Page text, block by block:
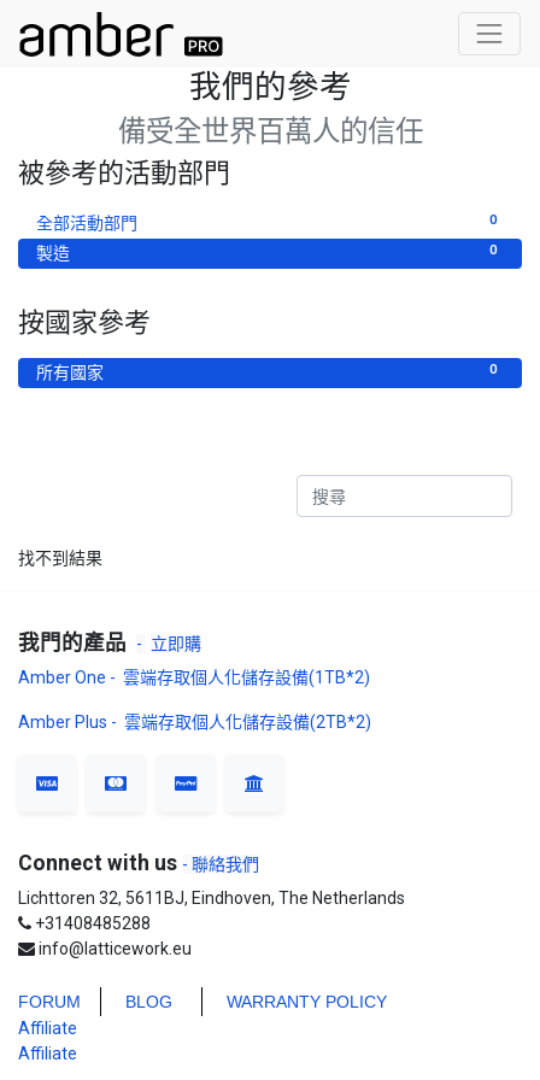
我們的參考
備受全世界百萬人的信任
被參考的活動部門
0
全部活動部門
0
製造
按國家參考
0
所有國家
找不到結果
我門的產品 - 立即購
Amber One - 雲端存取個人化儲存設備(1TB*2)
Amber Plus - 雲端存取個人化儲存設備(2TB*2)
Connect with us - 聯絡我們
Lichttoren 32, 5611BJ, Eindhoven, The Netherlands
+31408485288
info@latticework.eu
FORUM BLOG
WARRANTY POLICY
Affiliate
Affiliate